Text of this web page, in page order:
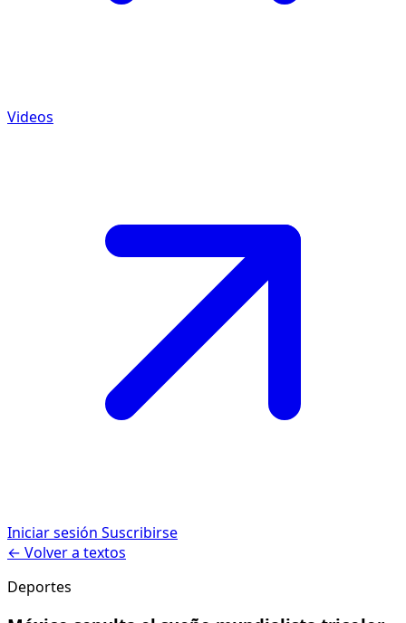
Videos
Iniciar sesión Suscribirse
← Volver a textos
Deportes